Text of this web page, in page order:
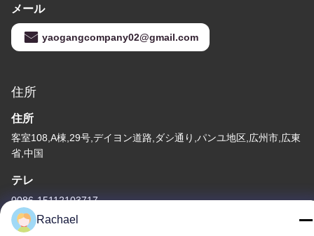
メール
yaogangcompany02@gmail.com
住所
住所
客室108,A棟,29号,デイヨン道路,ダシ通り,パンユ地区,広州市,広東
省,中国
テレ
0086-15112103717
Rachael